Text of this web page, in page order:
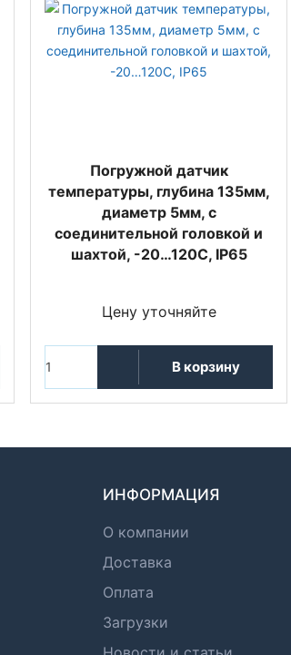
Погружной датчик
температуры, глубина 135мм,
диаметр 5мм, с
соединительной головкой и
шахтой, -20…120C, IP65
Цену уточняйте
В корзину
ИНФОРМАЦИЯ
О компании
Доставка
Оплата
Загрузки